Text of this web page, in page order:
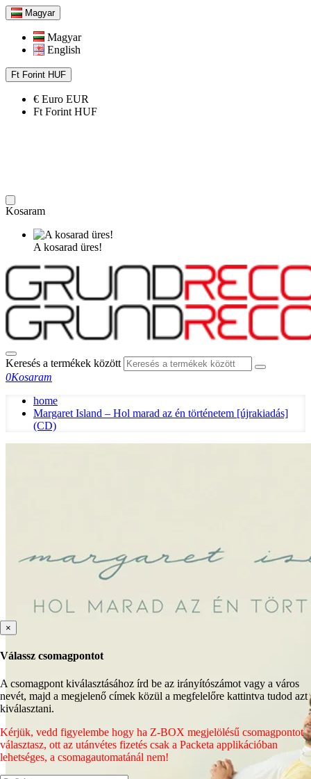
Magyar
Magyar
English
Ft Forint HUF
€ Euro EUR
Ft Forint HUF
Kosaram
A kosarad üres!
Keresés a termékek között
0Kosaram
home
Margaret Island – Hol marad az én történetem [újrakiadás]
(CD)
×
Válassz csomagpontot
A csomagpont kiválasztásához írd be az irányítószámot vagy a város
nevét, majd a megjelenő címek közül a megfelelőre kattintva tudod azt
kiválasztani.
Kérjük, vedd figyelembe hogy ha Z-BOX megjelölésű csomagpontot
választasz, ott az utánvétes fizetés csak a Packeta applikációban
lehetséges, a csomagautomatánál nem!